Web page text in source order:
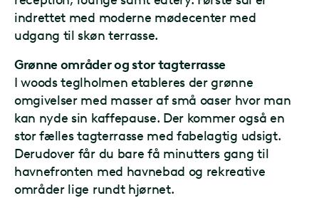
indrettet med moderne mødecenter med
udgang til skøn terrasse.
Grønne områder og stor tagterrasse
I woods teglholmen etableres der grønne
omgivelser med masser af små oaser hvor man
kan nyde sin kaffepause. Der kommer også en
stor fælles tagterrasse med fabelagtig udsigt.
Derudover får du bare få minutters gang til
havnefronten med havnebad og rekreative
områder lige rundt hjørnet.